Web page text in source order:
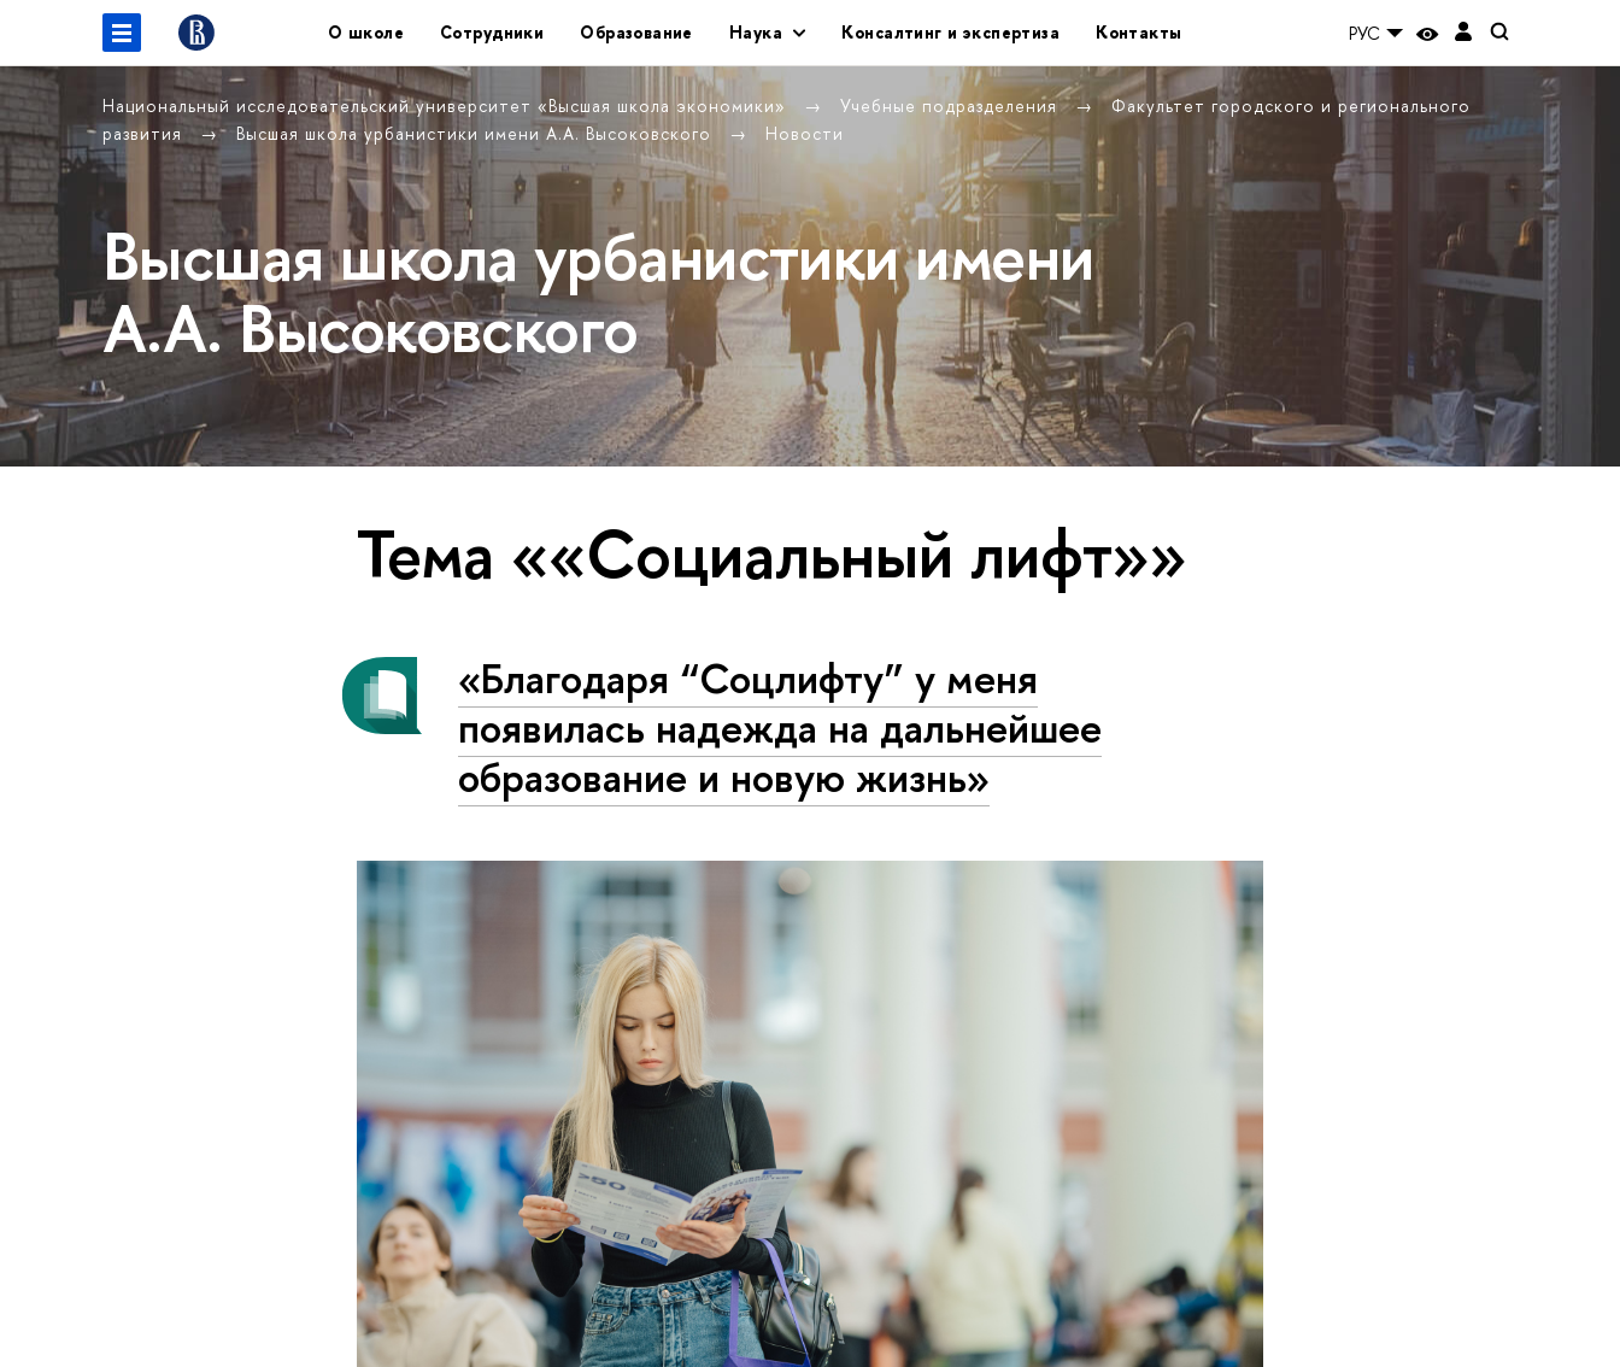
О школе Сотрудники Образование Наука Консалтинг и экспертиза Контакты РУС
Национальный исследовательский университет «Высшая школа экономики» Учебные подразделения
Факультет городского и регионального
развития
Высшая школа урбанистики имени А.А. Высоковского Новости
Высшая школа урбанистики имени
А.А. Высоковского
Тема ««Социальный лифт»»
«Благодаря “Соцлифту” у меня
появилась надежда на дальнейшее
образование и новую жизнь»